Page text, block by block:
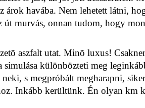
árok havába. Nem lehetett látni,
murvás, onnan tudom, hogy
aszfalt utat. Minõ luxus!
simulása különbözteti meg
s megpróbált megharapni,
Inkább kerültünk. Én olyan km